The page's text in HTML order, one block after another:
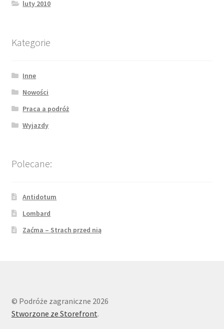
luty 2010
Kategorie
Inne
Nowości
Praca a podróż
Wyjazdy
Polecane:
Antidotum
Lombard
Zaćma – Strach przed nią
© Podróże zagraniczne 2026
Stworzone ze Storefront.